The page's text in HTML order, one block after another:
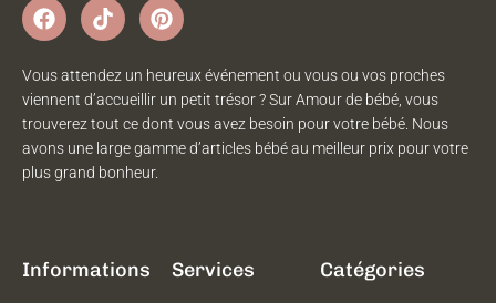
Vous attendez un heureux événement ou vous ou vos proches
viennent d’accueillir un petit trésor ? Sur Amour de bébé, vous
trouverez tout ce dont vous avez besoin pour votre bébé. Nous
avons une large gamme d’articles bébé au meilleur prix pour votre
plus grand bonheur.
Informations Services Catégories